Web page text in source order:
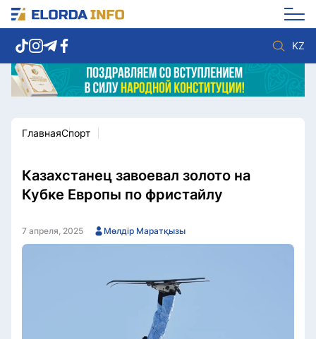
KZ
Новости столицы
Спорт
Культура
Разное
Мнение
Видео
Мир
Этический кодекс
Служу стране
ГлавнаяСпорт
Казахстанец завоевал золото на
Кубке Европы по фристайлу
7 апреля, 2025 Мөлдір Маратқызы